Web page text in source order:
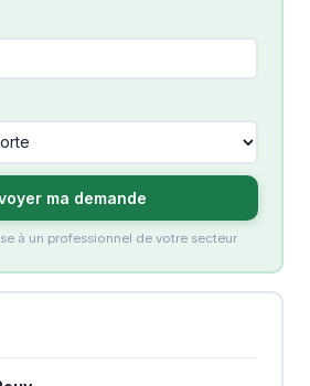
ma demande
à un professionnel de votre secteur